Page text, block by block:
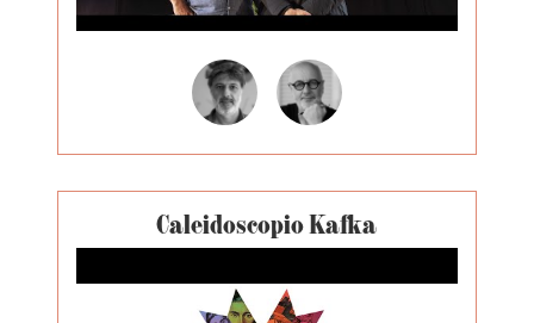
Caleidoscopio Kafka